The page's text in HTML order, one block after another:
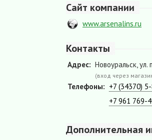
Сайт компании
www.arsenalins.ru
Контакты
Адрес: Новоуральск,
(вход через
Телефоны: +7 (34370)
+7 961 769-
Дополнительная